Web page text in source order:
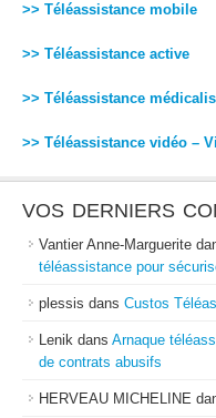
>> Téléassistance mobile
>> Téléassistance active
>> Téléassistance
>> Téléassistance vidéo –
VOS DERNIERS
Vantier Anne-Marguerite
téléassistance pour
plessis dans Custos
Lenik dans Arnaque
de contrats abusifs
HERVEAU MICHELINE